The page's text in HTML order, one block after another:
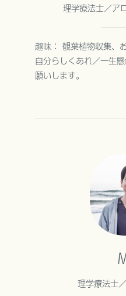
理学療法士／ア
趣味： 観葉植物収集、
自分らしくあれ／一生
願いします。
理学療法士